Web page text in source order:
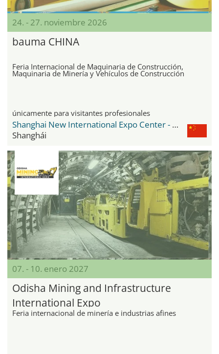
24. - 27. noviembre 2026
bauma CHINA
Feria Internacional de Maquinaria de Construcción,
Maquinaria de Minería y Vehículos de Construcción
únicamente para visitantes profesionales
Shanghai New International Expo Center - SNIEC
Shanghái
07. - 10. enero 2027
Odisha Mining and Infrastructure
International Expo
Feria internacional de minería e industrias afines